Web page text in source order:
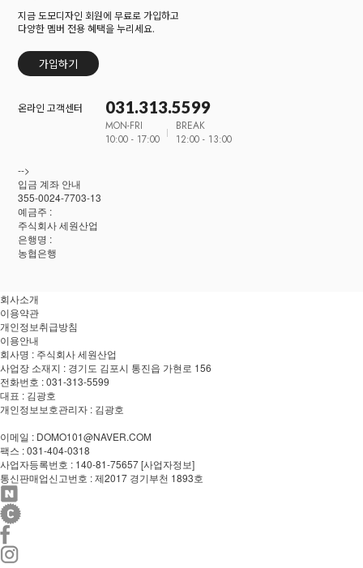
지금 도모디자인 회원에 무료로 가입하고
다양한 멤버 전용 혜택을 누리세요.
가입하기
온라인 고객센터 031.313.5599
MON-FRI
10:00 - 17:00
BREAK
12:00 - 13:00
-->
입금 계좌 안내
355-0024-7703-13
예금주 :
주식회사 세원산업
은행명 :
농협은행
회사소개
이용약관
개인정보취급방침
이용안내
회사명 : 주식회사 세원산업
사업장 소재지 : 경기도 김포시 통진읍 가현로 156
전화번호 : 031-313-5599
대표 : 김광호
개인정보보호관리자 : 김광호
이메일 : DOMO101@NAVER.COM
팩스 : 031-404-0318
사업자등록번호 : 140-81-75657[사업자정보]
통신판매업신고번호 : 제2017 경기부천 1893호